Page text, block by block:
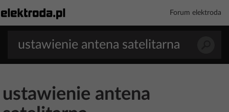
Forum elektroda
ustawienie antena